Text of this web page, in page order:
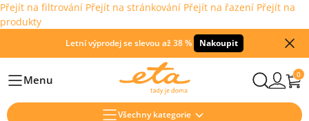
Přejít na filtrování Přejít na stránkování Přejít na řazení Přejít na
produkty
Letní výprodej se slevou až 38 % Nakoupit
HlavníMenu 0
Všechny kategorie